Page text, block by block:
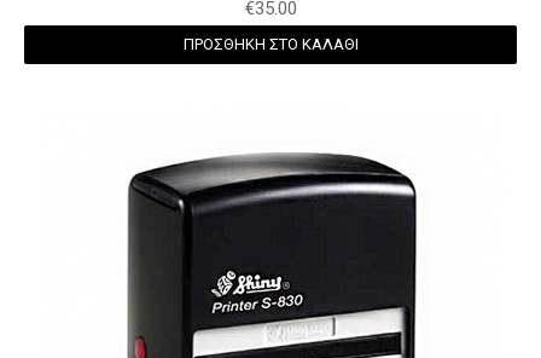
€35.00
ΠΡΟΣΘΗΚΗ ΣΤΟ ΚΑΛΑΘΙ